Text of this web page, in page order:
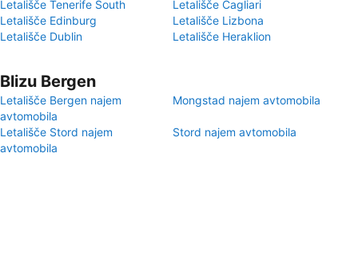
Letališče Tenerife South
Letališče Cagliari
Letališče Edinburg
Letališče Lizbona
Letališče Dublin
Letališče Heraklion
Blizu Bergen
Letališče Bergen najem
avtomobila
Mongstad najem avtomobila
Letališče Stord najem
avtomobila
Stord najem avtomobila